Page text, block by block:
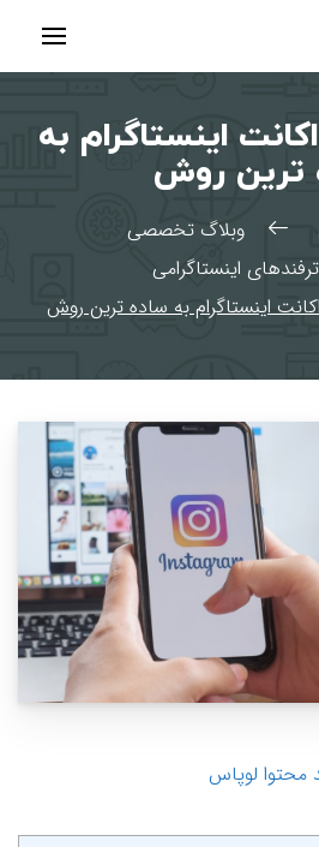
اینستاگرام به
ترین روش
وبلاگ تخصصی
ترفندهای اینستاگرامی
اینستاگرام به ساده ترین روش
محتوا لوپاس